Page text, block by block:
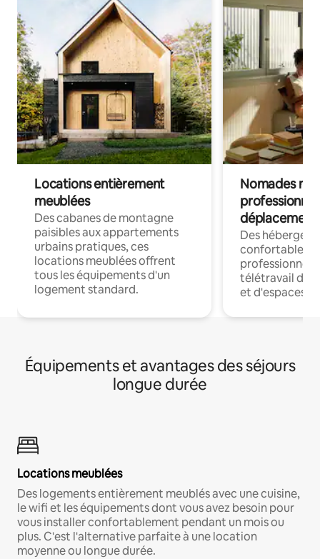
Locations entièrement
meublées
Des cabanes de montagne
paisibles aux appartements
urbains pratiques, ces
locations meublées offrent
tous les équipements d'un
logement standard.
Nomades
déplacement
Des
confortables
professionnels
télétravail
et d'espaces
Équipements et avantages des séjours
longue durée
Locations meublées
Des logements entièrement meublés avec une cuisine,
le wifi et les équipements dont vous avez besoin pour
vous installer confortablement pendant un mois ou
plus. C'est l'alternative parfaite à une location
moyenne ou longue durée.